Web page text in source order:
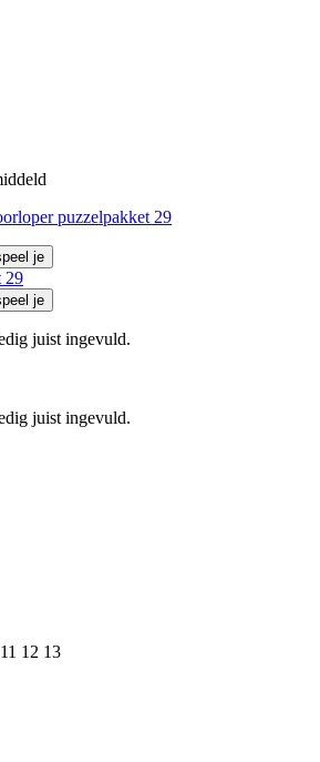
puzzelpakket 29
je
29
je
juist ingevuld.
juist ingevuld.
11 12 13